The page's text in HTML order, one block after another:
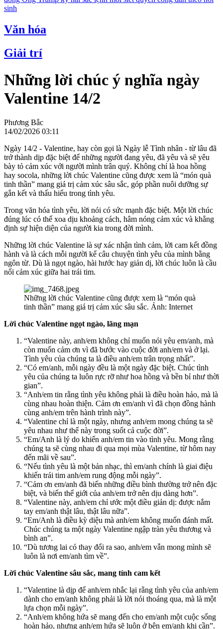
sinh
Văn hóa
Giải trí
Những lời chúc ý nghĩa ngày
Valentine 14/2
Phương Bắc
14/02/2026 03:11
Ngày 14/2 - Valentine, hay còn gọi là Ngày lễ Tình nhân - từ lâu đã
trở thành dịp đặc biệt để những người đang yêu, đã yêu và sẽ yêu
bày tỏ cảm xúc với người mình trân quý. Không chỉ là hoa hồng
hay socola, những lời chúc Valentine cũng được xem là “món quà
tinh thần” mang giá trị cảm xúc sâu sắc, góp phần nuôi dưỡng sự
gắn kết và thấu hiểu trong tình yêu.
Trong văn hóa tình yêu, lời nói có sức mạnh đặc biệt. Một lời chúc
đúng lúc có thể xoa dịu khoảng cách, hâm nóng cảm xúc và khẳng
định sự hiện diện của người kia trong đời mình.
Những lời chúc Valentine là sự xác nhận tình cảm, lời cam kết đồng
hành và là cách mỗi người kể câu chuyện tình yêu của mình bằng
ngôn từ. Dù là ngọt ngào, hài hước hay giản dị, lời chúc luôn là cầu
nối cảm xúc giữa hai trái tim.
Những lời chúc Valentine cũng được xem là “món quà
tinh thần” mang giá trị cảm xúc sâu sắc. Ảnh: Internet
Lời chúc Valentine ngọt ngào, lãng mạn
“Valentine này, anh/em không chỉ muốn nói yêu em/anh, mà
còn muốn cảm ơn vì đã bước vào cuộc đời anh/em và ở lại.
Tình yêu của chúng ta là điều anh/em trân trọng nhất”.
“Có em/anh, mỗi ngày đều là một ngày đặc biệt. Chúc tình
yêu của chúng ta luôn rực rỡ như hoa hồng và bền bỉ như thời
gian”.
“Anh/em tin rằng tình yêu không phải là điều hoàn hảo, mà là
cùng nhau hoàn thiện. Cảm ơn em/anh vì đã chọn đồng hành
cùng anh/em trên hành trình này”.
“Valentine chỉ là một ngày, nhưng anh/em mong chúng ta sẽ
yêu nhau như thế này trong suốt cả cuộc đời”.
“Em/Anh là lý do khiến anh/em tin vào tình yêu. Mong rằng
chúng ta sẽ cùng nhau đi qua mọi mùa Valentine, từ hôm nay
đến mãi về sau”.
“Nếu tình yêu là một bản nhạc, thì em/anh chính là giai điệu
khiến trái tim anh/em rung động mỗi ngày”.
“Cảm ơn em/anh đã biến những điều bình thường trở nên đặc
biệt, và biến thế giới của anh/em trở nên dịu dàng hơn”.
“Valentine này, anh/em chỉ ước một điều giản dị: được nắm
tay em/anh thật lâu, thật lâu nữa”.
“Em/Anh là điều kỳ diệu mà anh/em không muốn đánh mất.
Chúc chúng ta một ngày Valentine ngập tràn yêu thương và
bình an”.
“Dù tương lai có thay đổi ra sao, anh/em vẫn mong mình sẽ
luôn là nơi em/anh tìm về”.
Lời chúc Valentine sâu sắc, mang tính cam kết
“Valentine là dịp để anh/em nhắc lại rằng tình yêu của anh/em
dành cho em/anh không phải là lời nói thoáng qua, mà là một
lựa chọn mỗi ngày”.
“Anh/em không hứa sẽ mang đến cho em/anh một cuộc sống
hoàn hảo, nhưng anh/em hứa sẽ luôn ở bên em/anh khi cần”.